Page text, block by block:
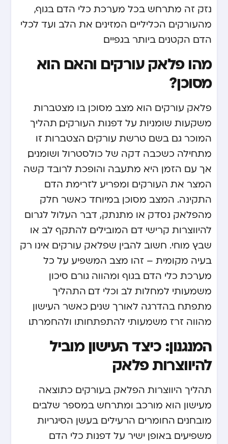
נזק זה מתרחש בכל מערכת כלי הדם בגוף,
מהעורקים הכליליים המזינים את הלב ועד לכלי
הדם הקטנים ביותר בגפיים.
מהו פלאק עורקים והאם הוא
מסוכן?
פלאק עורקים הוא מצב מסוכן בו מצטברות
משקעות שומניות על דפנות העורקים, תהליך
המוכר גם בשם טרשת עורקים. הצטברות זו
מתחילה כשכבה דקה של כולסטרול ושומנים,
אך עם הזמן היא מתעבה והופכת לרובד קשה
המצר את העורקים ומפריע לזרימת הדם
התקינה. המצב מסוכן במיוחד כאשר חלק
מהפלאק נסדק או מתנתק, דבר העלול לגרום
להיווצרות קרישי דם המובילים להתקף לב או
שבץ מוחי. חשוב להבין שפלאק עורקים אינו רק
בעיה מקומית – זהו מצב המשפיע על כל
מערכת כלי הדם בגוף ומהווה גורם סיכון
משמעותי למחלות לב וכלי דם. התהליך
מתפתח בהדרגה לאורך שנים, כאשר העישון
מהווה זרז משמעותי להתפתחותו ולהחמרתו.
המנגנון: כיצד העישון מוביל
להיווצרות פלאק
תהליך היווצרות הפלאק בעורקים כתוצאה
מעישון הוא מורכב ומתרחש במספר שלבים
מובחנים. החומרים הרעילים בעשן הסיגריות
משפיעים באופן ישיר על דפנות כלי הדם